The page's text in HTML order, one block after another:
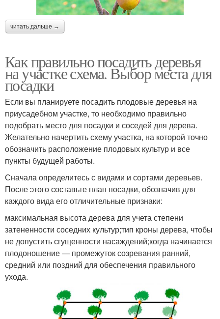
читать дальше →
Как правильно посадить деревья
на участке схема. Выбор места для
посадки
Если вы планируете посадить плодовые деревья на
приусадебном участке, то необходимо правильно
подобрать место для посадки и соседей для дерева.
Желательно начертить схему участка, на которой точно
обозначить расположение плодовых культур и все
пункты будущей работы.
Сначала определитесь с видами и сортами деревьев.
После этого составьте план посадки, обозначив для
каждого вида его отличительные признаки:
максимальная высота дерева для учета степени
затененности соседних культур;тип кроны дерева, чтобы
не допустить сгущенности насаждений;когда начинается
плодоношение — промежуток созревания ранний,
средний или поздний для обеспечения правильного
ухода.